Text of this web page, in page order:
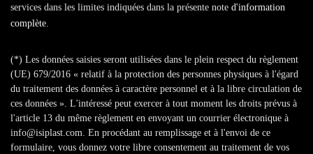
services dans les limites indiquées dans la présente note d'information
complète.
(*) Les données saisies seront utilisées dans le plein respect du règlement
(UE) 679/2016 « relatif à la protection des personnes physiques à l'égard
du traitement des données à caractère personnel et à la libre circulation de
ces données ». L'intéressé peut exercer à tout moment les droits prévus à
l'article 13 du même règlement en envoyant un courrier électronique à
info@isiplast.com. En procédant au remplissage et à l'envoi de ce
formulaire, vous donnez votre libre consentement au traitement de vos